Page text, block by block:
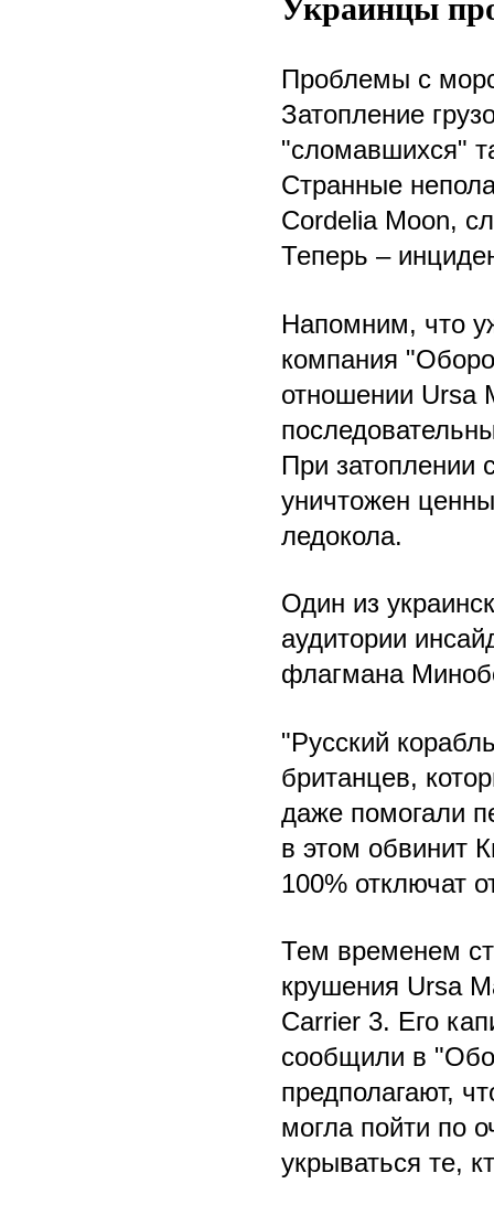
Проблемы с
Затопление
"сломавшихся"
Странные
Cordelia Moon,
Теперь –
Напомним, что
компания
отношении Ursa
При затоплении
уничтожен
ледокола.
Один из
аудитории
флагмана
"Русский
британцев,
даже помогали
в этом обвинит
100% отключат
Тем временем
крушения Ursa
Carrier 3. Его
сообщили в
предполагают,
могла пойти по
укрываться те,